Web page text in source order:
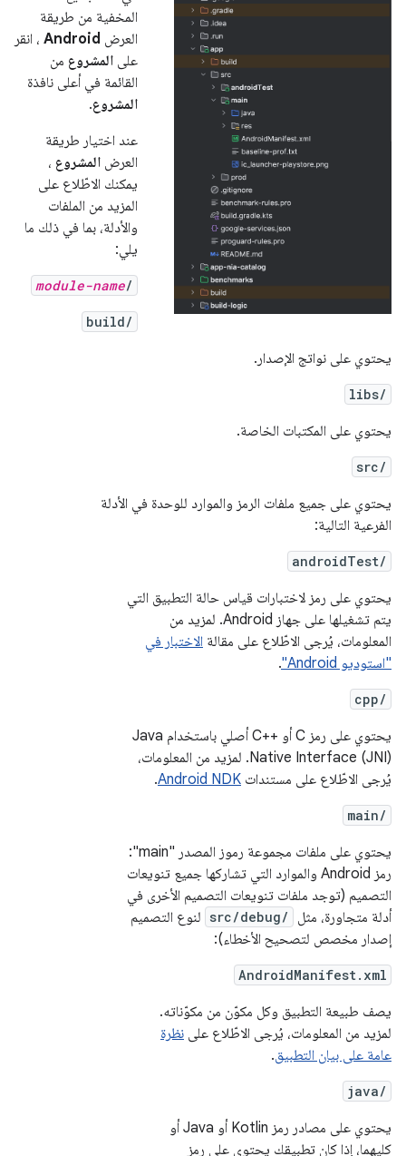
المخفية من طريقة
العرض Android ، انقر
على المشروع من
القائمة في أعلى نافذة
المشروع.
عند اختيار طريقة
العرض المشروع ،
يمكنك الاطّلاع على
المزيد من الملفات
والأدلة، بما في ذلك ما
يلي:
module-name/
build/
يحتوي على نواتج الإصدار.
libs/
يحتوي على المكتبات الخاصة.
src/
يحتوي على جميع ملفات الرمز والموارد للوحدة في الأدلة
الفرعية التالية:
androidTest/
يحتوي على رمز لاختبارات قياس حالة التطبيق التي
يتم تشغيلها على جهاز Android. لمزيد من
المعلومات، يُرجى الاطّلاع على مقالة الاختبار في
"استوديو Android"
.
cpp/
يحتوي على رمز C أو C++‎ أصلي باستخدام Java
Native Interface (JNI). لمزيد من المعلومات،
يُرجى الاطّلاع على مستندات Android NDK
.
main/
يحتوي على ملفات مجموعة رموز المصدر "main":
رمز Android والموارد التي تشاركها جميع تنويعات
التصميم (توجد ملفات تنويعات التصميم الأخرى في
أدلة متجاورة، مثل
src/debug/ لنوع التصميم
إصدار مخصص لتصحيح الأخطاء):
AndroidManifest.xml
يصف طبيعة التطبيق وكل مكوّن من مكوّناته.
لمزيد من المعلومات، يُرجى الاطّلاع على نظرة
عامة على بيان التطبيق.
java/
يحتوي على مصادر رمز Kotlin أو Java أو
كليهما، إذا كان تطبيقك يحتوي على رمز